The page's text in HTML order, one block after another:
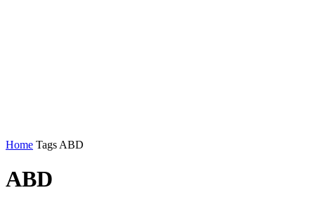
Home Tags ABD
ABD